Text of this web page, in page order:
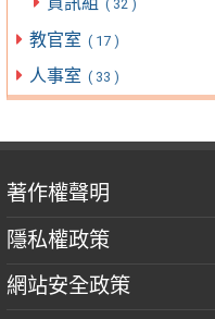
( 32 )
教官室 ( 17 )
人事室 ( 33 )
著作權聲明
隱私權政策
網站安全政策